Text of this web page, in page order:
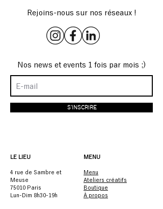
Rejoins-nous sur nos réseaux !
Nos news et events 1 fois par mois ;)
S'INSCRIRE
LE LIEU
4 rue de Sambre et
Meuse
75010 Paris
Lun-Dim 8h30-19h
MENU
Menu
Ateliers créatifs
Boutique
À propos